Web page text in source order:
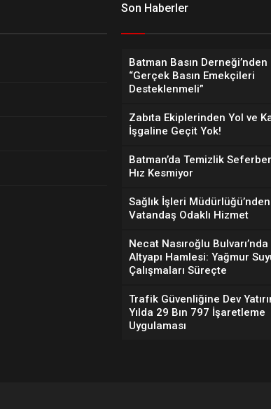
Son Haberler
Batman Basın Derneği’nden
“Gerçek Basın Emekçileri
Desteklenmeli”
Zabıta Ekiplerinden Yol ve
İşgaline Geçit Yok!
Batman’da Temizlik
Hız Kesmiyor
Sağlık İşleri Müdürlüğü’nden
Vatandaş Odaklı Hizmet
Necat Nasıroğlu Bulvarı’nda
Altyapı Hamlesi: Yağmur
Çalışmaları Süreçte
Trafik Güvenliğine Dev
Yılda 29 Bın 797 İşaretleme
Uygulaması